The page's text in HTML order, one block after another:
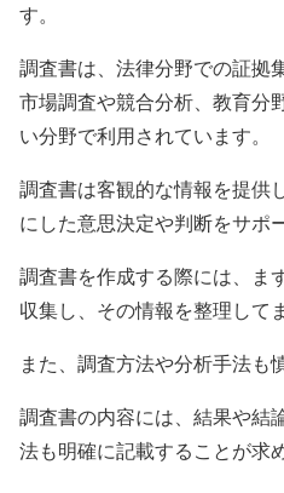
す。
調査書は、法律分野での証拠
市場調査や競合分析、教育分
い分野で利用されています。
調査書は客観的な情報を提供
にした意思決定や判断をサポ
調査書を作成する際には、ま
収集し、その情報を整理して
また、調査方法や分析手法も
調査書の内容には、結果や結
法も明確に記載することが求